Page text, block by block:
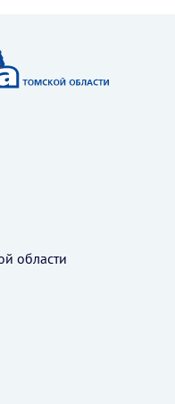
области